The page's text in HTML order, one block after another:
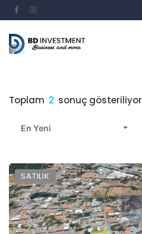
Toplam 2 sonuç gösteriliyor
En Yeni
SATILIK